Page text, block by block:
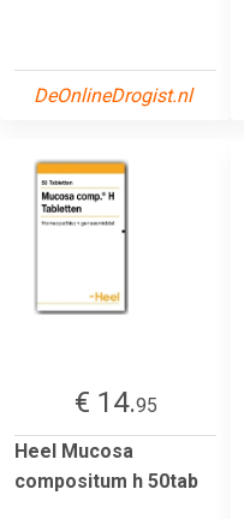
DeOnlineDrogist.nl
€ 14.95
Heel Mucosa
compositum h 50tab